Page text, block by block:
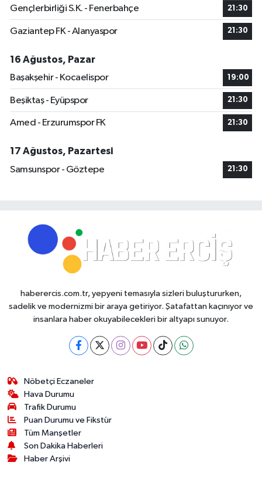
Gençlerbirliği S.K. - Fenerbahçe 21:30
Gaziantep FK - Alanyaspor 21:30
16 Ağustos, Pazar
Başakşehir - Kocaelispor
19:00
Beşiktaş - Eyüpspor 21:30
Amed - Erzurumspor FK 21:30
17 Ağustos, Pazartesi
Samsunspor - Göztepe
21:30
haberercis.com.tr, yepyeni temasıyla sizleri buluştururken,
sadelik ve modernizmi bir araya getiriyor. Şatafattan kaçınıyor ve
insanlara haber okuyabilecekleri bir altyapı sunuyor.
Nöbetçi Eczaneler
Hava Durumu
Trafik Durumu
Puan Durumu ve Fikstür
Tüm Manşetler
Son Dakika Haberleri
Haber Arşivi